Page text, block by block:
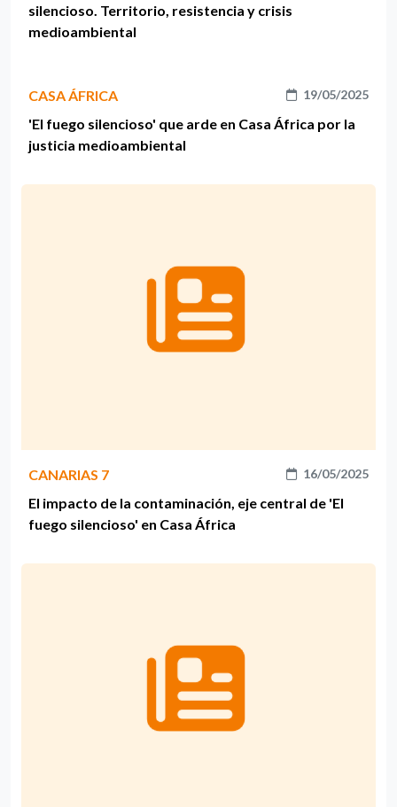
silencioso. Territorio, resistencia y crisis
medioambiental
CASA ÁFRICA 19/05/2025
'El fuego silencioso' que arde en Casa África por la
justicia medioambiental
CANARIAS 7 16/05/2025
El impacto de la contaminación, eje central de 'El
fuego silencioso' en Casa África